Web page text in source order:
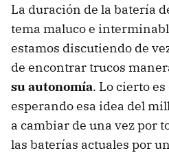
La duración de la batería
tema maluco e
estamos discutiendo de
de encontrar trucos
su autonomía. Lo cierto
esperando esa idea del
a cambiar de una vez por
las baterías actuales por